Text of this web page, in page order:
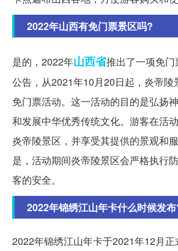
2022年山西有免门票景区吗?
是的，2022年山西省推出了一项免
公告，从2021年10月20日起，炎帝陵
免门票活动。这一活动的目的是弘扬
和发展中华优秀传统文化。游客在活
炎帝陵景区，并享受其提供的景观和
是，活动期间炎帝陵景区会严格执行
客的安全。
2022年锦绣江山年卡什么时候发
2022年锦绣江山年卡于2021年12月